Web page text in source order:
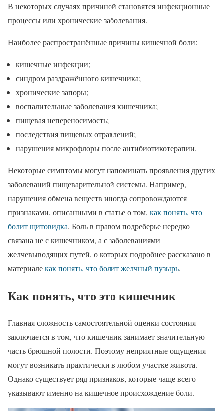
В некоторых случаях причиной становятся инфекционные
процессы или хронические заболевания.
Наиболее распространённые причины кишечной боли:
кишечные инфекции;
синдром раздражённого кишечника;
хронические запоры;
воспалительные заболевания кишечника;
пищевая непереносимость;
последствия пищевых отравлений;
нарушения микрофлоры после антибиотикотерапии.
Некоторые симптомы могут напоминать проявления других
заболеваний пищеварительной системы. Например,
нарушения обмена веществ иногда сопровождаются
признаками, описанными в статье о том, как понять, что
болит щитовидка. Боль в правом подреберье нередко
связана не с кишечником, а с заболеваниями
желчевыводящих путей, о которых подробнее рассказано в
материалекак понять, что болит желчный пузырь.
Как понять, что это кишечник
Главная сложность самостоятельной оценки состояния
заключается в том, что кишечник занимает значительную
часть брюшной полости. Поэтому неприятные ощущения
могут возникать практически в любом участке живота.
Однако существует ряд признаков, которые чаще всего
указывают именно на кишечное происхождение боли.